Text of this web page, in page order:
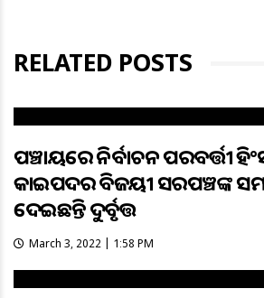
RELATED POSTS
ପଞ୍ଚାୟତରେ ନିର୍ବାଚନ ପରବର୍ତ୍ତୀ
କାଇପଦର ବିଜୟୀ ସରପଞ୍ଚଙ୍କ
ଦେଇଛନ୍ତି ଦୁର୍ବୃତ୍ତ
March 3, 2022 | 1:58 PM